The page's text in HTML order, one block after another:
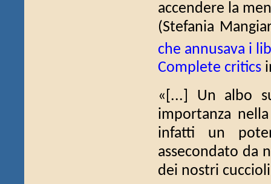
accendere la
(Stefania
che annusava i
Complete critics
«[...] Un albo
importanza
infatti un
assecondato da
dei nostri